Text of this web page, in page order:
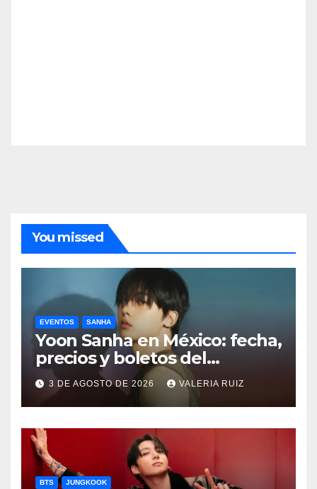
You missed
EVENTOS SANHA
Yoon Sanha en México: fecha,
precios y boletos del
FANCON
3 DE AGOSTO DE 2026 VALERIA RUIZ
BTS JUNGKOOK